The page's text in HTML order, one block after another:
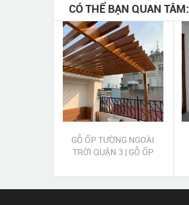
CÓ THỂ BẠN QUAN TÂM:
GỖ ỐP TƯỜNG NGOÀI
TRỜI QUẬN 3 | GỖ ỐP
3